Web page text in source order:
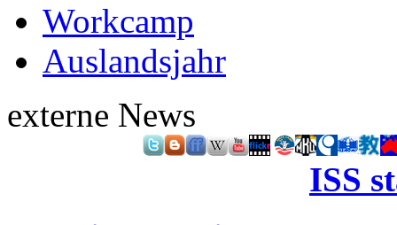
Workcamp
Auslandsjahr
externe News
ISS